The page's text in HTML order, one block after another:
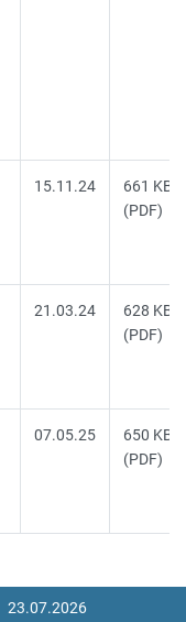
15.11.24
661 KB
(PDF)
21.03.24
628 KB
(PDF)
07.05.25
650 KB
(PDF)
23.07.2026